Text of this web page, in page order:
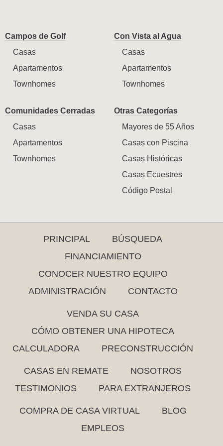
Campos de Golf
Casas
Apartamentos
Townhomes
Con Vista al Agua
Casas
Apartamentos
Townhomes
Comunidades Cerradas
Casas
Apartamentos
Townhomes
Otras Categorías
Mayores de 55 Años
Casas con Piscina
Casas Históricas
Casas Ecuestres
Código Postal
PRINCIPAL
BÚSQUEDA
FINANCIAMIENTO
CONOCER NUESTRO EQUIPO
ADMINISTRACIÓN
CONTACTO
VENDA SU CASA
CÓMO OBTENER UNA HIPOTECA
CALCULADORA
PRECONSTRUCCIÓN
CASAS EN REMATE
NOSOTROS
TESTIMONIOS
PARA EXTRANJEROS
COMPRA DE CASA VIRTUAL
BLOG
EMPLEOS